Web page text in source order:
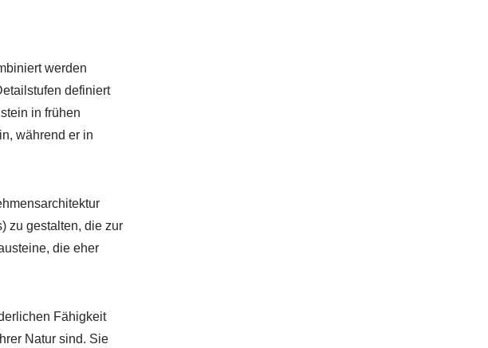
werden
definiert
in frühen
während er in
zu gestalten, die zur
die eher
Fähigkeit
Natur sind. Sie